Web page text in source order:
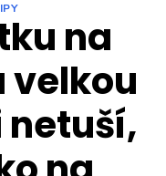
na
velkou
netuší,